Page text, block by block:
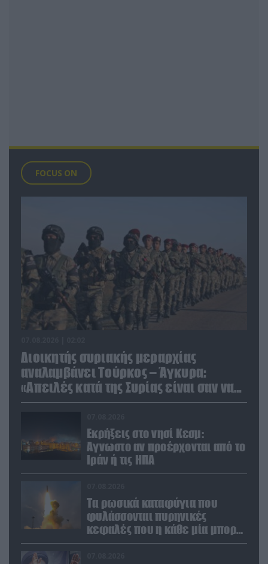
FOCUS ON
Διοικητής συριακής μεραρχίας
αναλαμβάνει Τούρκος – Άγκυρα:
«Απειλές κατά της Συρίας είναι σαν να
απειλούν εμάς»
Εκρήξεις στο νησί Κεσμ:
Άγνωστο αν προέρχονται από το
Ιράν ή τις ΗΠΑ
Τα ρωσικά καταφύγια που
φυλάσσονται πυρηνικές
κεφαλές που η κάθε μία μπορεί
να καταστρέψει «μία